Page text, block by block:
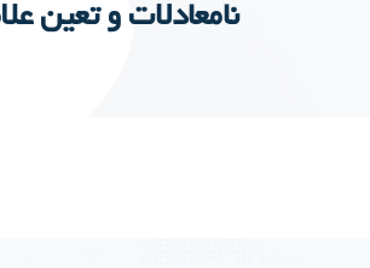
نامعادلات و تعین